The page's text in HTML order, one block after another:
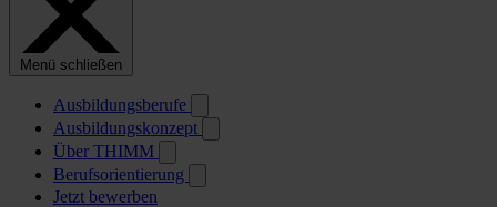
Menü schließen
Ausbildungsberufe
Ausbildungskonzept
Über THIMM
Berufsorientierung
Jetzt bewerben